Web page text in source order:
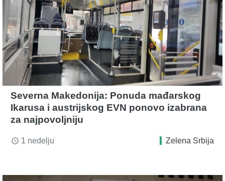
Severna Makedonija: Ponuda mađarskog
Ikarusa i austrijskog EVN ponovo izabrana
za najpovoljniju
access_time 1 nedelju Zelena Srbija